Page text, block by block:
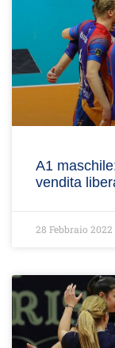
A1
vendita
28 Febbraio 2022